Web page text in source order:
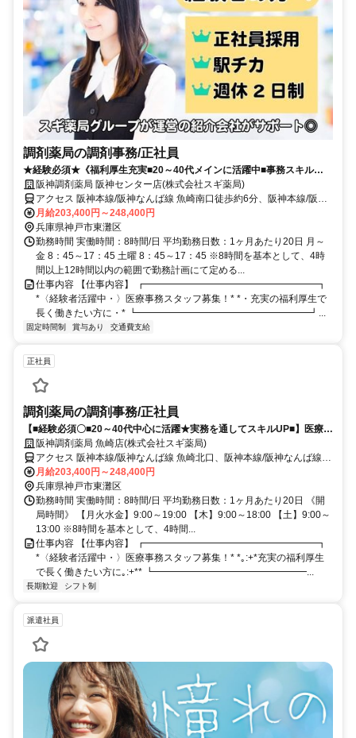
調剤薬局の調剤事務/正社員
★経験必須★《福利厚生充実■20～40代メインに活躍中■事務スキル
UP！！》大手薬局の事務スタッフ♪
阪神調剤薬局 阪神センター店(株式会社スギ薬局)
アクセス 阪神本線/阪神なんば線 魚崎南口徒歩約6分、阪神本線/阪神
なんば線 魚崎南口徒歩約6分、神戸新交通六甲アイランド線 南魚崎徒
歩約6分
月給203,400円～248,400円
兵庫県神戸市東灘区
勤務時間 実働時間：8時間/日 平均勤務日数：1ヶ月あたり20日 月～
金 8：45～17：45 土曜 8：45～17：45 ※8時間を基本として、4時
間以上12時間以内の範囲で勤務計画にて定める...
仕事内容 【仕事内容】 ┏━━━━━━━━━━━━━━━━━━┓
*〈経験者活躍中・〉医療事務スタッフ募集！* *・充実の福利厚生で
長く働きたい方に・* ┗━━━━━━━━━━━━━━━━━━┛...
固定時間制 賞与あり 交通費支給
正社員
調剤薬局の調剤事務/正社員
【■経験必須〇■20～40代中心に活躍★実務を通してスキルUP■】医療事
務にチャレンジしたい方必見！
阪神調剤薬局 魚崎店(株式会社スギ薬局)
アクセス 阪神本線/阪神なんば線 魚崎北口、阪神本線/阪神なんば線
魚崎北口、阪神本線/阪神なんば線 住吉（阪神線）
月給203,400円～248,400円
兵庫県神戸市東灘区
勤務時間 実働時間：8時間/日 平均勤務日数：1ヶ月あたり20日 《開
局時間》 【月火水金】9:00～19:00 【木】9:00～18:00 【土】9:00～
13:00 ※8時間を基本として、4時間...
仕事内容 【仕事内容】 ┏━━━━━━━━━━━━━━━━━━┓
*〈経験者活躍中・〉医療事務スタッフ募集！* *｡:+*充実の福利厚生
で長く働きたい方に｡:+** ┗━━━━━━━━━━━━━━━━...
長期歓迎 シフト制
派遣社員